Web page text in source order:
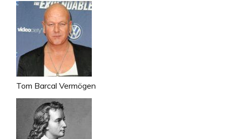
Tom Barcal Vermögen